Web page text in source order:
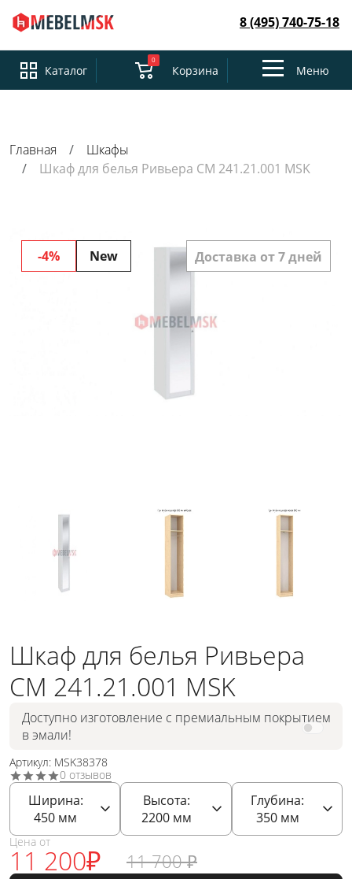
8 (495) 740-75-18
Каталог
0
Корзина
ToggleМеню
Главная
Шкафы
Шкаф для белья Ривьера СМ 241.21.001 MSK
-4% New Доставка от 7 дней
Шкаф для белья Ривьера
СМ 241.21.001 MSK
Доступно изготовление с премиальным покрытием
в эмали!
Артикул: MSK38378
0 отзывов
Ширина:
450 мм
Высота:
2200мм
Глубина:
350мм
Цена от
11 200₽ 11 700 ₽